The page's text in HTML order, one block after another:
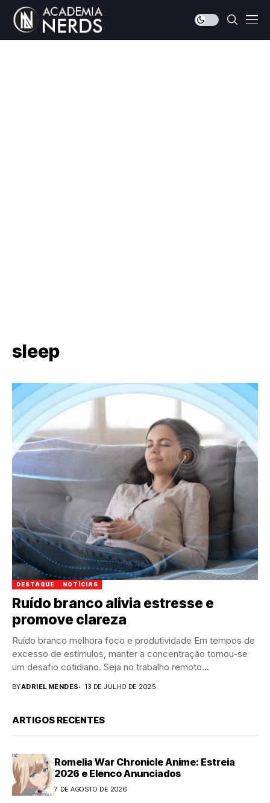
sleep
DESTAQUE NOTÍCIAS
Ruído branco alivia estresse e
promove clareza
Ruído branco melhora foco e produtividade Em tempos de
excesso de estímulos, manter a concentração tornou-se
um desafio cotidiano. Seja no trabalho remoto...
BYADRIEL MENDES 13 DE JULHO DE 2025
ARTIGOS RECENTES
Romelia War Chronicle Anime: Estreia
2026 e Elenco Anunciados
7 DE AGOSTO DE 2026